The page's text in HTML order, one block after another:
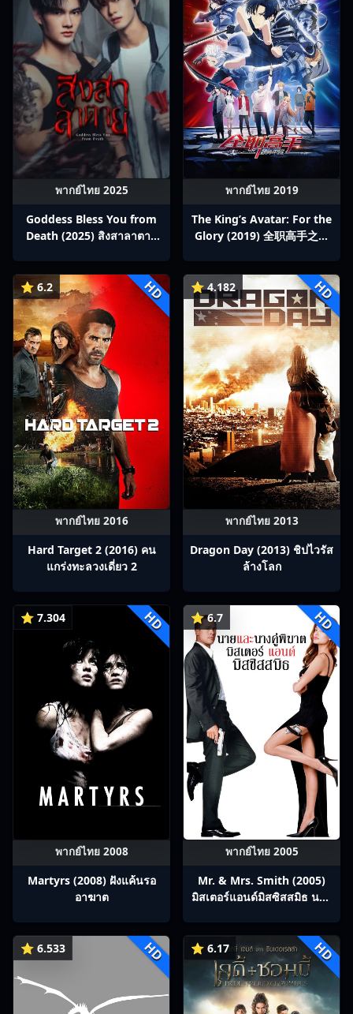
พากย์ไทย 2025
Goddess Bless You from
Death (2025) สิงสาลาตาย
พากย์ไทย 2019
The King’s Avatar: For the
Glory (2019) 全职高手之巅
⭐ 6.2 HD
พากย์ไทย 2016
Hard Target 2 (2016) คน
แกร่งทะลวงเดี่ยว 2
⭐ 4.182 HD
พากย์ไทย 2013
Dragon Day (2013) ชิปไวรัส
ล้างโลก
⭐ 7.304 HD
พากย์ไทย 2008
Martyrs (2008) ฝังแค้นรอ
อาฆาต
⭐ 6.7 HD
พากย์ไทย 2005
Mr. & Mrs. Smith (2005)
มิสเตอร์แอนด์มิสซิสสมิธ นาย
⭐ 6.533 HD ⭐ 6.17 HD